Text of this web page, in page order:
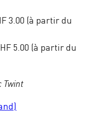
3.00 (à partir du
5.00 (à partir du
Twint